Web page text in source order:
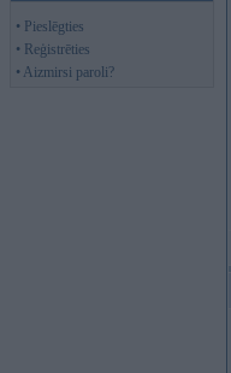
• Pieslēgties
• Reģistrēties
• Aizmirsi paroli?